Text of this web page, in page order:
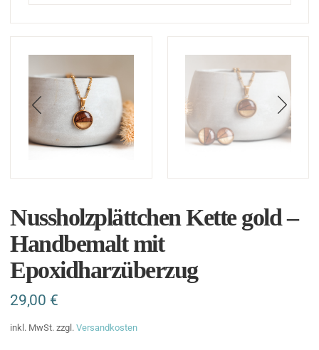
Nussholzplättchen Kette gold –
Handbemalt mit
Epoxidharzüberzug
29,00 €
inkl. MwSt. zzgl. Versandkosten